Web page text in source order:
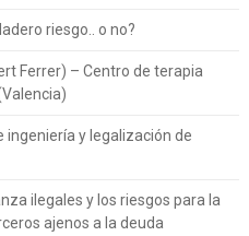
riesgo.. o no?
Ferrer) – Centro de terapia
ingeniería y legalización de
ilegales y los riesgos para la
ajenos a la deuda